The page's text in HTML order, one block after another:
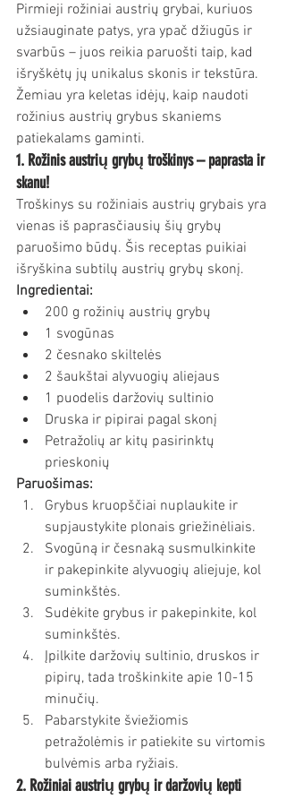
Pirmieji rožiniai austrių grybai, kuriuos
užsiauginate patys, yra ypač džiugūs ir
svarbūs – juos reikia paruošti taip, kad
išryškėtų jų unikalus skonis ir tekstūra.
Žemiau yra keletas idėjų, kaip naudoti
rožinius austrių grybus skaniems
patiekalams gaminti.
1. Rožinis austrių grybų troškinys – paprasta ir
skanu!
Troškinys su rožiniais austrių grybais yra
vienas iš paprasčiausių šių grybų
paruošimo būdų. Šis receptas puikiai
išryškina subtilų austrių grybų skonį.
Ingredientai:
200 g rožinių austrių grybų
1 svogūnas
2 česnako skiltelės
2 šaukštai alyvuogių aliejaus
1 puodelis daržovių sultinio
Druska ir pipirai pagal skonį
Petražolių ar kitų pasirinktų
prieskonių
Paruošimas:
Grybus kruopščiai nuplaukite ir
supjaustykite plonais griežinėliais.
Svogūną ir česnaką susmulkinkite
ir pakepinkite alyvuogių aliejuje, kol
suminkštės.
Sudėkite grybus ir pakepinkite, kol
suminkštės.
Įpilkite daržovių sultinio, druskos ir
pipirų, tada troškinkite apie 10-15
minučių.
Pabarstykite šviežiomis
petražolėmis ir patiekite su virtomis
bulvėmis arba ryžiais.
2. Rožiniai austrių grybų ir daržovių kepti